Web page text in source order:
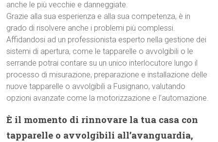
anche le più vecchie e danneggiate.
Grazie alla sua esperienza e alla sua competenza, è in
grado di risolvere anche i problemi più complessi.
Affidandosi ad un professionista esperto nella gestione dei
sistemi di apertura, come le tapparelle o avvolgibili o le
serrande potrai contare su un unico interlocutore lungo il
processo di misurazione, preparazione e installazione delle
nuove tapparelle o avvolgibili a Fusignano, valutando
opzioni avanzate come la motorizzazione e l’automazione.
È il momento di rinnovare la tua casa con
tapparelle o avvolgibili all’avanguardia,